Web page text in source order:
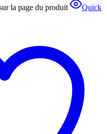
la page du produit
Quick